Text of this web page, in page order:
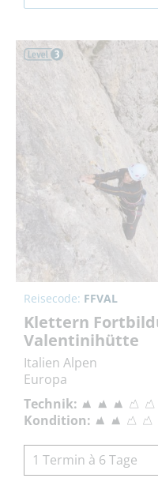
Reisecode: FFVAL
Klettern
Valentinihütte
Italien Alpen
Europa
Technik:
Kondition:
1 Termin à 6 Tage